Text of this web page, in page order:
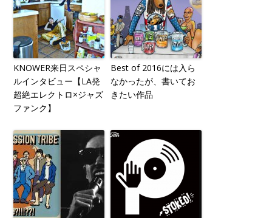
KNOWER来日スペシャ
ルインタビュー【LA発
超絶エレクトロ×ジャズ
ファンク】
Best of 2016には入ら
なかったが、書いてお
きたい作品